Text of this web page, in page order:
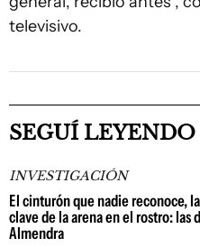
televisivo.
SEGUÍ LEYENDO
INVESTIGACIÓN
El cinturón que nadie reconoce,
clave de la arena en el rostro: las
Almendra